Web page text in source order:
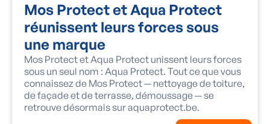
Mos Protect et Aqua Protect
réunissent leurs forces sous
une marque
Mos Protect et Aqua Protect unissent leurs forces
sous un seul nom : Aqua Protect. Tout ce que vous
connaissez de Mos Protect — nettoyage de toiture,
de façade et de terrasse, démoussage — se
retrouve désormais sur aquaprotect.be.